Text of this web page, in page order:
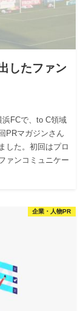
したファン
FCで、to C領域
PRマガジンさん
した。初回はプロ
ァンコミュニケー
企業・人物PR